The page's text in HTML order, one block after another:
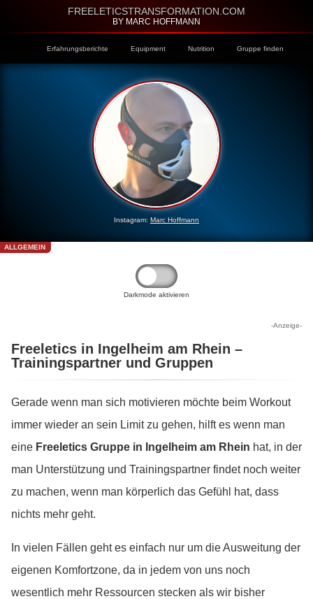
FREELETICSTRANSFORMATION.COM
BY MARC HOFFMANN
Erfahrungsberichte Equipment Nutrition Gruppe finden
Instagram: Marc Hoffmann
ALLGEMEIN
Darkmode aktivieren
-Anzeige-
Freeletics in Ingelheim am Rhein –
Trainingspartner und Gruppen
Gerade wenn man sich motivieren möchte beim Workout
immer wieder an sein Limit zu gehen, hilft es wenn man
eine Freeletics Gruppe in Ingelheim am Rhein hat, in der
man Unterstützung und Trainingspartner findet noch weiter
zu machen, wenn man körperlich das Gefühl hat, dass
nichts mehr geht.
In vielen Fällen geht es einfach nur um die Ausweitung der
eigenen Komfortzone, da in jedem von uns noch
wesentlich mehr Ressourcen stecken als wir bisher